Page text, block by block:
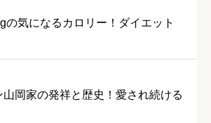
の気になるカロリー！ダイエット
岡家の発祥と歴史！愛され続ける